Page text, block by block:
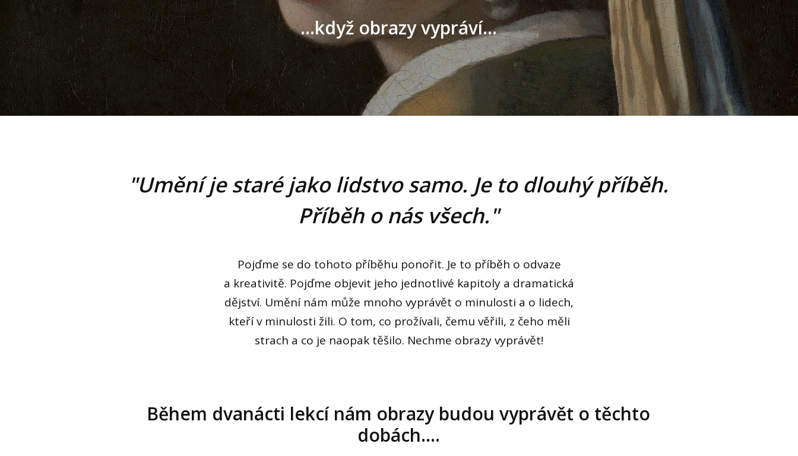
...když obrazy vypráví...
"Umění je staré jako lidstvo samo. Je to dlouhý příběh.
Příběh o nás všech."
Pojďme se do tohoto příběhu ponořit. Je to příběh o odvaze
a kreativitě. Pojďme objevit jeho jednotlivé kapitoly a dramatická
dějství. Umění nám může mnoho vyprávět o minulosti a o lidech,
kteří v minulosti žili. O tom, co prožívali, čemu věřili, z čeho měli
strach a co je naopak těšilo. Nechme obrazy vyprávět!
Během dvanácti lekcí nám obrazy budou vyprávět o těchto
dobách....